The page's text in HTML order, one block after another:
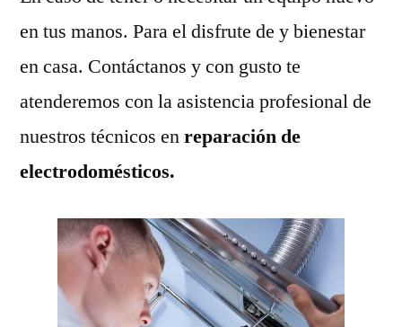
en tus manos. Para el disfrute de y bienestar
en casa. Contáctanos y con gusto te
atenderemos con la asistencia profesional de
nuestros técnicos enreparación de
electrodomésticos.